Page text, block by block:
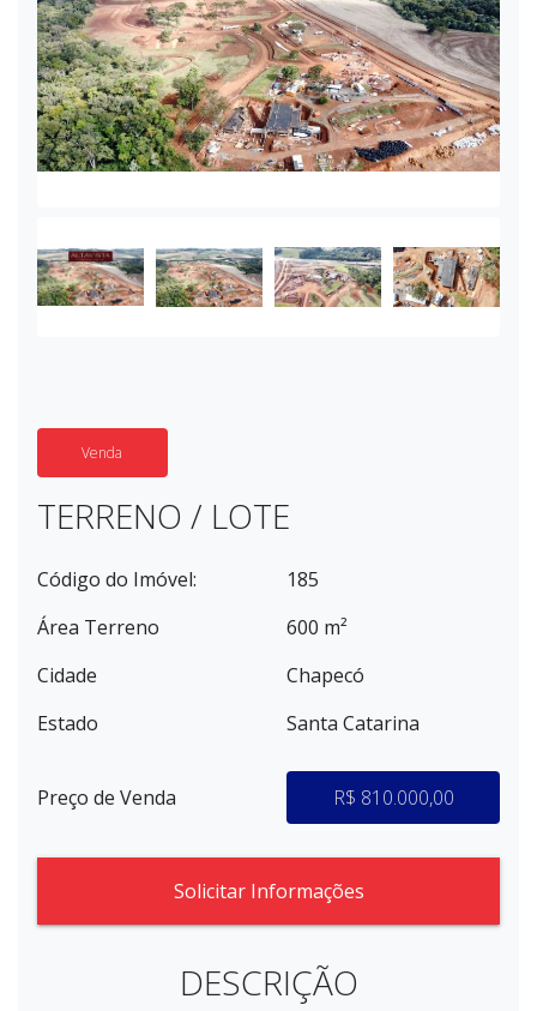
Venda
TERRENO / LOTE
Código do Imóvel:
185
Área Terreno
600 m²
Cidade
Chapecó
Estado
Santa Catarina
Preço de Venda R$ 810.000,00
Solicitar Informações
DESCRIÇÃO